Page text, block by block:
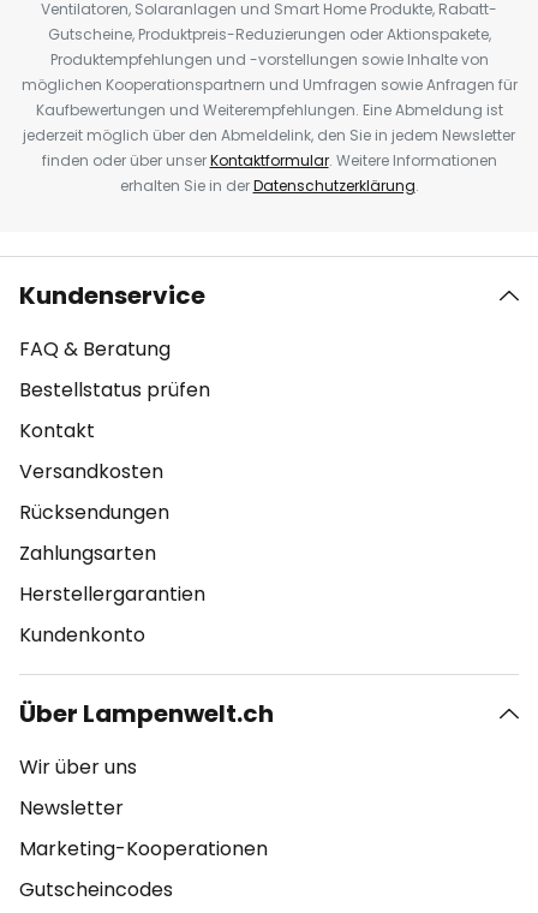
Ventilatoren, Solaranlagen und Smart Home Produkte, Rabatt-
Gutscheine, Produktpreis-Reduzierungen oder Aktionspakete,
Produktempfehlungen und -vorstellungen sowie Inhalte von
möglichen Kooperationspartnern und Umfragen sowie Anfragen für
Kaufbewertungen und Weiterempfehlungen. Eine Abmeldung ist
jederzeit möglich über den Abmeldelink, den Sie in jedem Newsletter
finden oder über unserKontaktformular. Weitere Informationen
erhalten Sie in derDatenschutzerklärung.
Kundenservice
FAQ & Beratung
Bestellstatus prüfen
Kontakt
Versandkosten
Rücksendungen
Zahlungsarten
Herstellergarantien
Kundenkonto
Über Lampenwelt.ch
Wir über uns
Newsletter
Marketing-Kooperationen
Gutscheincodes